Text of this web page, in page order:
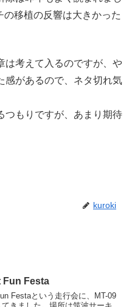
移植の反響は大きかった
は考えて入るのですが、や
感があるので、ネタ切れ気
つもりですが、あまり期待
kuroki
Fun Festa
Festaという走行会に、MT-09